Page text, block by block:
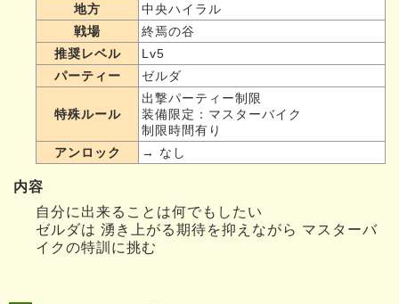
地方
中央ハイラル
戦場
終焉の谷
推奨レベル
Lv5
パーティー
ゼルダ
特殊ルール
出撃パーティー制限
装備限定：マスターバイク
制限時間有り
アンロック
→ なし
内容
自分に出来ることは何でもしたい
ゼルダは 湧き上がる期待を抑えながら マスターバ
イクの特訓に挑む